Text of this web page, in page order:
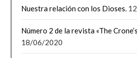
Nuestra relación con los Dioses.
Número 2 de la revista «The
18/06/2020